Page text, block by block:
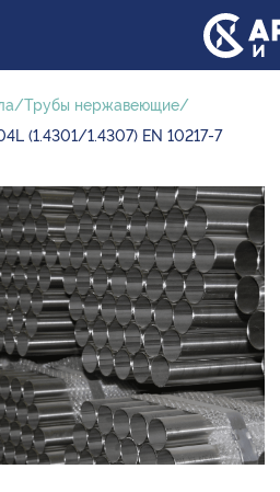
Трубы нержавеющие
(1.4301/1.4307) EN 10217-7